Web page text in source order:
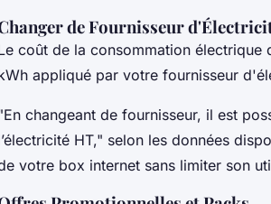
de Fournisseur
coût de la consommation
appliqué par votre fournisseur
changeant de fournisseur, il est
HT," selon les données
votre box internet sans limiter son